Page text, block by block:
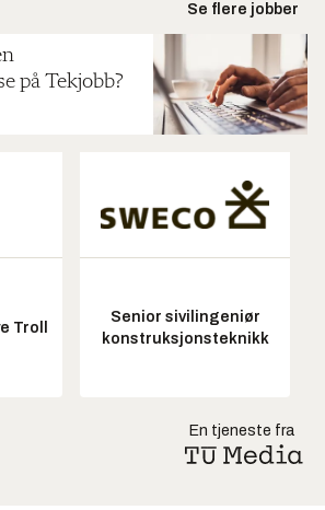
Se flere jobber
på Tekjobb?
Troll
Senior sivilingeniør
konstruksjonsteknikk
En tjeneste fra